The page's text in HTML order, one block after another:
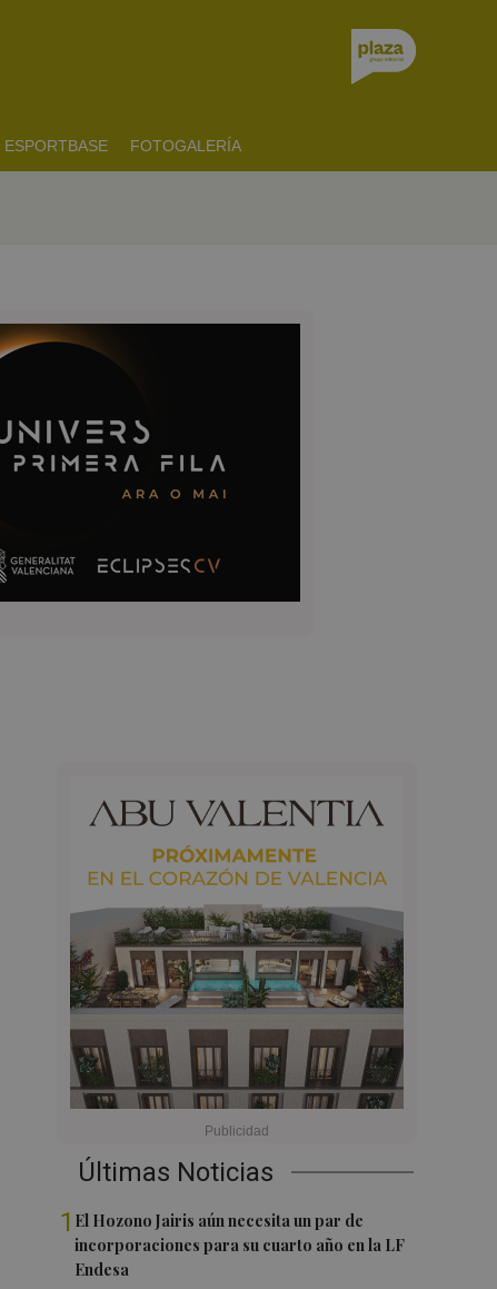
ESPORTBASE FOTOGALERÍA
Últimas Noticias
1 El Hozono Jairis aún necesita un par de
incorporaciones para su cuarto año en la LF
Endesa